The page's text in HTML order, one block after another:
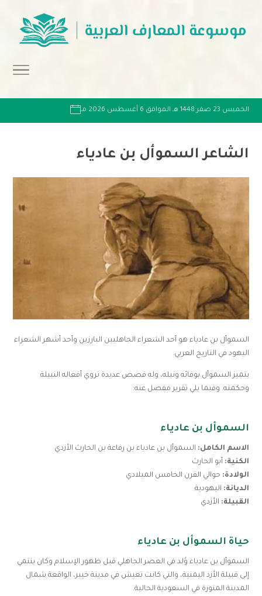
الخميس 23 صفر 1448 هـ الموافق 6 أغسطس 2026 مـ
الشاعر السموأل بن عادياء
السموأل بن عادياء هو أحد الشعراء الجاهليين البارزين وأحد أشهر الشعراء
اليهود في التاريخ العربي.
يتميز السموأل بوفائه ونبله، وله قصص عديدة تروي أفعاله النبيلة
وحكمته. وفيما يلي تقرير مفصل عنه:
السموأل بن عادياء
الاسم الكامل: السموأل بن عادياء بن رفاعة بن الحارث الأزدي
الكنية: أبو الحارث
الولادة: حوالي القرن الخامس الميلادي
الديانة: اليهودية
القبيلة: الأزدي
حياة السموأل بن عادياء
السموأل بن عادياء وُلد في العصر الجاهلي قبل ظهور الإسلام وكان ينتمي
إلى قبيلة الأزد اليمنية، والتي كانت تعيش في مدينة خيبر، الواقعة شمال
المدينة المنورة في السعودية الحالية.